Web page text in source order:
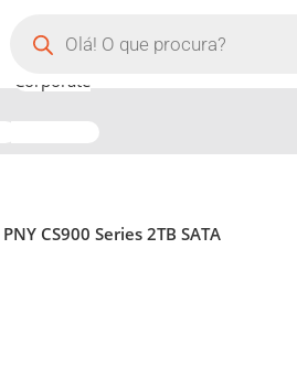
Corporate
PNY CS900 Series 2TB SATA